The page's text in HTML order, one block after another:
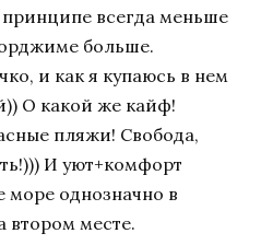
всегда меньше
больше.
и как я купаюсь в нем
О какой же кайф!
пляжи! Свобода,
И уют+комфорт
море однозначно в
месте.